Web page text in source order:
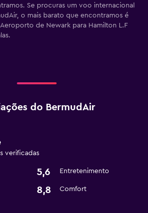
Se procuras um voo internacional
o mais barato que encontramos é
de Newark para Hamilton L.F
do BermudAir
verificadas
5,6 Entretenimento
8,8 Comfort